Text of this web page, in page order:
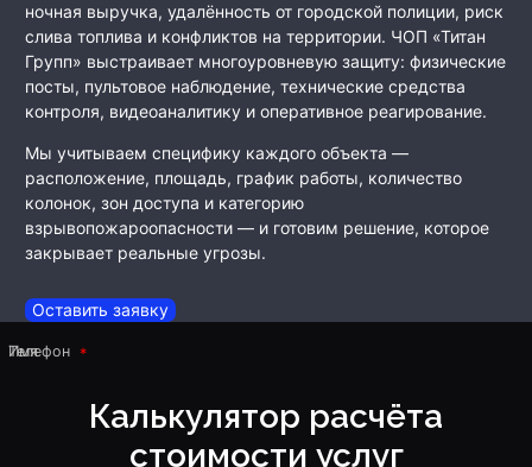
ночная выручка, удалённость от городской полиции, риск
слива топлива и конфликтов на территории. ЧОП «Титан
Групп» выстраивает многоуровневую защиту: физические
посты, пультовое наблюдение, технические средства
контроля, видеоаналитику и оперативное реагирование.
Мы учитываем специфику каждого объекта —
расположение, площадь, график работы, количество
колонок, зон доступа и категорию
взрывопожароопасности — и готовим решение, которое
закрывает реальные угрозы.
Оставить заявку
Калькулятор расчёта
стоимости услуг
Имя
Телефон